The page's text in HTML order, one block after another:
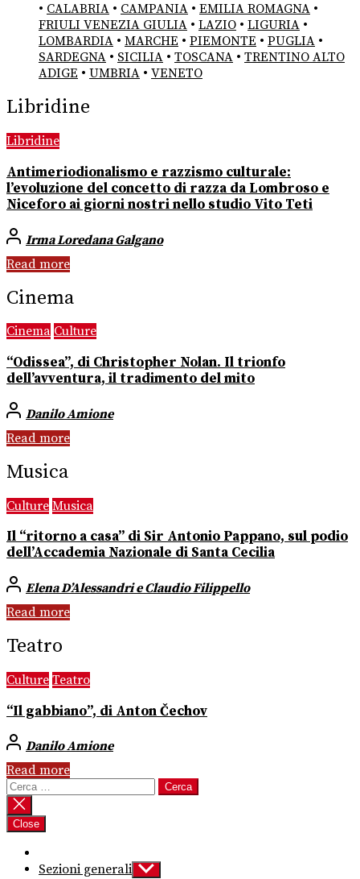
• CALABRIA • CAMPANIA • EMILIA ROMAGNA •
FRIULI VENEZIA GIULIA • LAZIO • LIGURIA •
LOMBARDIA • MARCHE • PIEMONTE • PUGLIA •
SARDEGNA • SICILIA • TOSCANA • TRENTINO ALTO
ADIGE • UMBRIA • VENETO
Libridine
Libridine
Antimeriodionalismo e razzismo culturale:
l’evoluzione del concetto di razza da Lombroso e
Niceforo ai giorni nostri nello studio Vito Teti
Irma Loredana Galgano
Read more
Cinema
Cinema Culture
“Odissea”, di Christopher Nolan. Il trionfo
dell’avventura, il tradimento del mito
Danilo Amione
Read more
Musica
Culture Musica
Il “ritorno a casa” di Sir Antonio Pappano, sul podio
dell’Accademia Nazionale di Santa Cecilia
Elena D’Alessandri e Claudio Filippello
Read more
Teatro
Culture Teatro
“Il gabbiano”, di Anton Čechov
Danilo Amione
Read more
Ricerca
per:
Close
Sezioni generali Show